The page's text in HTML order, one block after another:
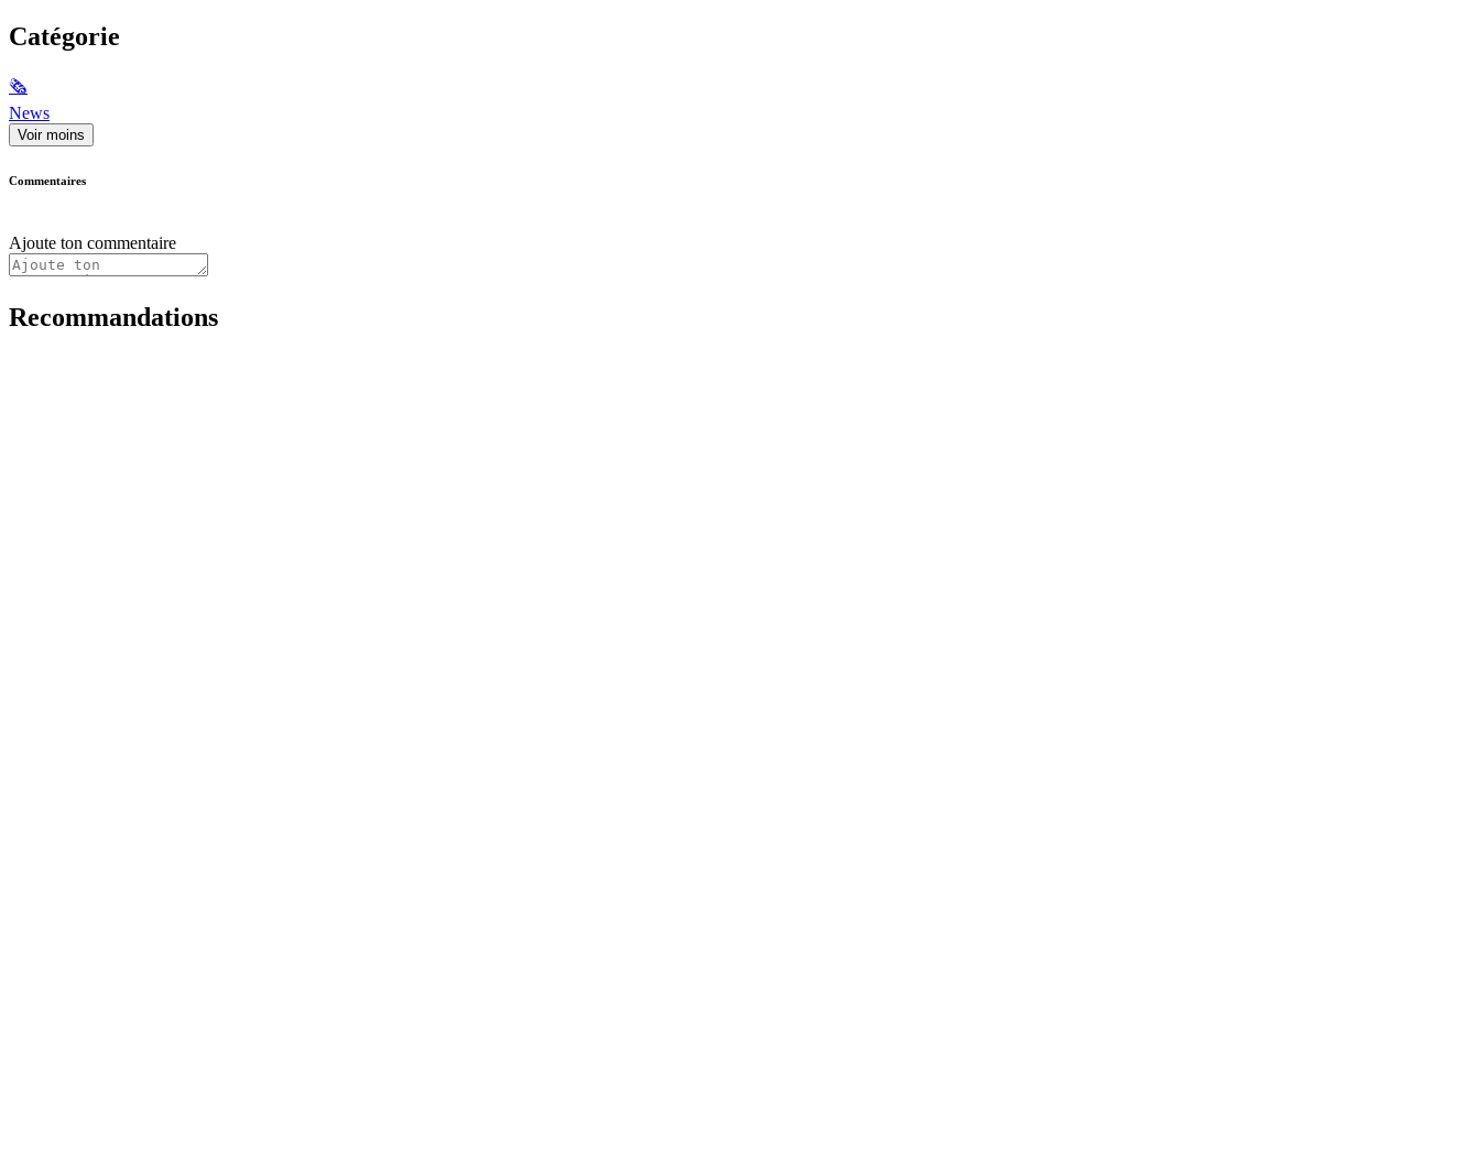
Catégorie
🗞
News
Voir moins
Commentaires
Ajoute ton commentaire
Recommandations